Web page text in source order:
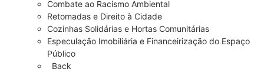
Combate ao Racismo Ambiental
Retomadas e Direito à Cidade
Cozinhas Solidárias e Hortas Comunitárias
Especulação Imobiliária e Financeirização do Espaço
Público
Back